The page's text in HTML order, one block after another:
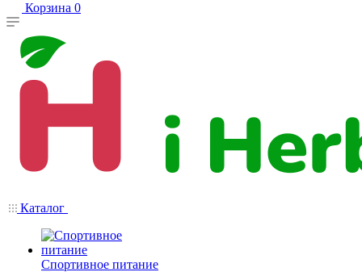
Корзина 0
Каталог
Спортивное питание